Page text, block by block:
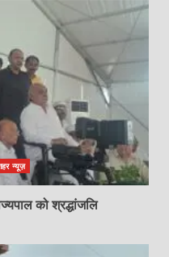
न्यूज़
को श्रद्धांजलि